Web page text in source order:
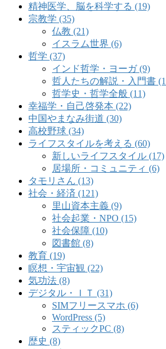
精神医学、脳を科学する (19)
宗教学 (35)
仏教 (21)
イスラム世界 (6)
哲学 (37)
インド哲学・ヨーガ (9)
哲人たちの解説・入門書
哲学史・哲学全般 (11)
幸福学・自己啓発本 (22)
中国やまなみ街道 (30)
高校野球 (34)
ライフスタイルを考える (60)
新しいライフスタイル (17)
居場所・コミュニティ (6)
タモリさん (13)
社会・経済 (121)
里山資本主義 (9)
社会起業・NPO (15)
社会保障 (10)
図書館 (8)
教育 (19)
瞑想・宇宙観 (22)
気功法 (8)
デジタル・ＩＴ (31)
SIMフリースマホ (6)
WordPress (5)
スティックPC (8)
歴史 (8)